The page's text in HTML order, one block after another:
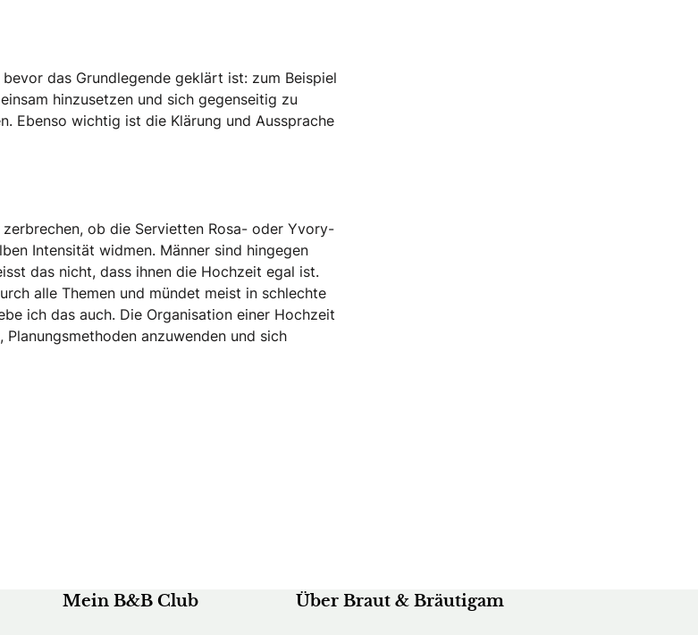
das Grundlegende geklärt ist: zum Beispiel
hinzusetzen und sich gegenseitig zu
Ebenso wichtig ist die Klärung und Aussprache
ob die Servietten Rosa- oder Yvory-
Intensität widmen. Männer sind hingegen
das nicht, dass ihnen die Hochzeit egal ist.
alle Themen und mündet meist in schlechte
ich das auch. Die Organisation einer Hochzeit
anzuwenden und sich
Mein B&B Club Über Braut & Bräutigam